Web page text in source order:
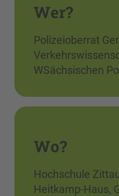
Wer?
Polizeioberrat
WSächsischen
Wo?
Hochschule
Heitkamp-Haus,